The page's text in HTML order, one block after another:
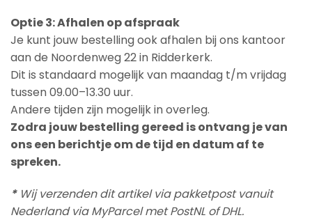
Optie 3: Afhalen op afspraak
Je kunt jouw bestelling ook afhalen bij ons kantoor
aan de Noordenweg 22 in Ridderkerk.
Dit is standaard mogelijk van maandag t/m vrijdag
tussen 09.00–13.30 uur.
Andere tijden zijn mogelijk in overleg.
Zodra jouw bestelling gereed is ontvang je van
ons een berichtje om de tijd en datum af te
spreken.
*Wij verzenden dit artikel via pakketpost vanuit
Nederland via MyParcel met PostNL of DHL.